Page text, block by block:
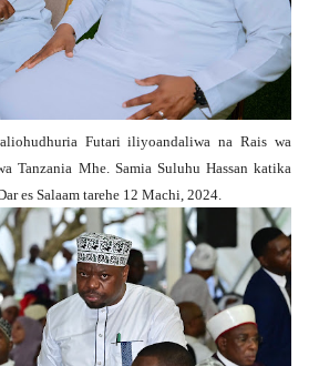
Futari iliyoandaliwa na Rais wa
Tanzania Mhe. Samia Suluhu Hassan katika
es Salaam tarehe 12 Machi, 2024.